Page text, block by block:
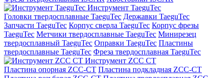
Инструмент TaeguTec
Головки твердосплавные TaeguTec Державки TaeguTec
Запчасти TaeguTec Корпус сверла TaeguTec Корпус фрезы
TaeguTec Метчики твердосплавные TaeguTec Минирезец
твердосплавный TaeguTec Оправки TaeguTec Пластины
твердосплавные TaeguTec Фреза твердосплавная TaeguTec
Инструмент ZCС CT
Пластина опорная ZCC-CT Пластина подкладная ZCC-CT